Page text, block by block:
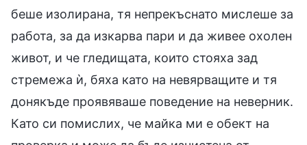
беше изолирана, тя непрекъснато мислеше за
работа, за да изкарва пари и да живее охолен
живот, и че гледищата, които стояха зад
стремежа ѝ, бяха като на невярващите и тя
донякъде проявяваше поведение на неверник.
Като си помислих, че майка ми е обект на